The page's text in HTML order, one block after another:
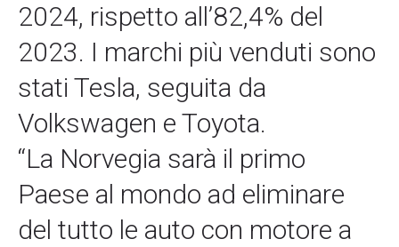
2024, rispetto all’82,4% del
2023. I marchi più venduti sono
stati Tesla, seguita da
Volkswagen e Toyota.
“La Norvegia sarà il primo
Paese al mondo ad eliminare
del tutto le auto con motore a